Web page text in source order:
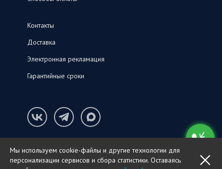
Контакты
Доставка
Электронная рекламация
Гарантийные сроки
© ООО «СНК‑С», 2026
Мы используем cookie-файлы и другие технологии для
персонализации сервисов и сбора статистики. Оставаясь